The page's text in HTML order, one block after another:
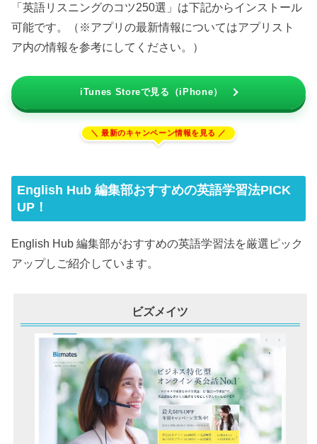
「英語リスニングのコツ250選」は下記からインストール
可能です。（※アプリの最新情報についてはアプリスト
ア内の情報を参考にしてください。）
iTunes Storeで見る（iPhone）
English Hub 編集部おすすめの英語学習法PICK
UP！
English Hub 編集部がおすすめの英語学習法を厳選ピック
アップしご紹介しています。
ビズメイツ